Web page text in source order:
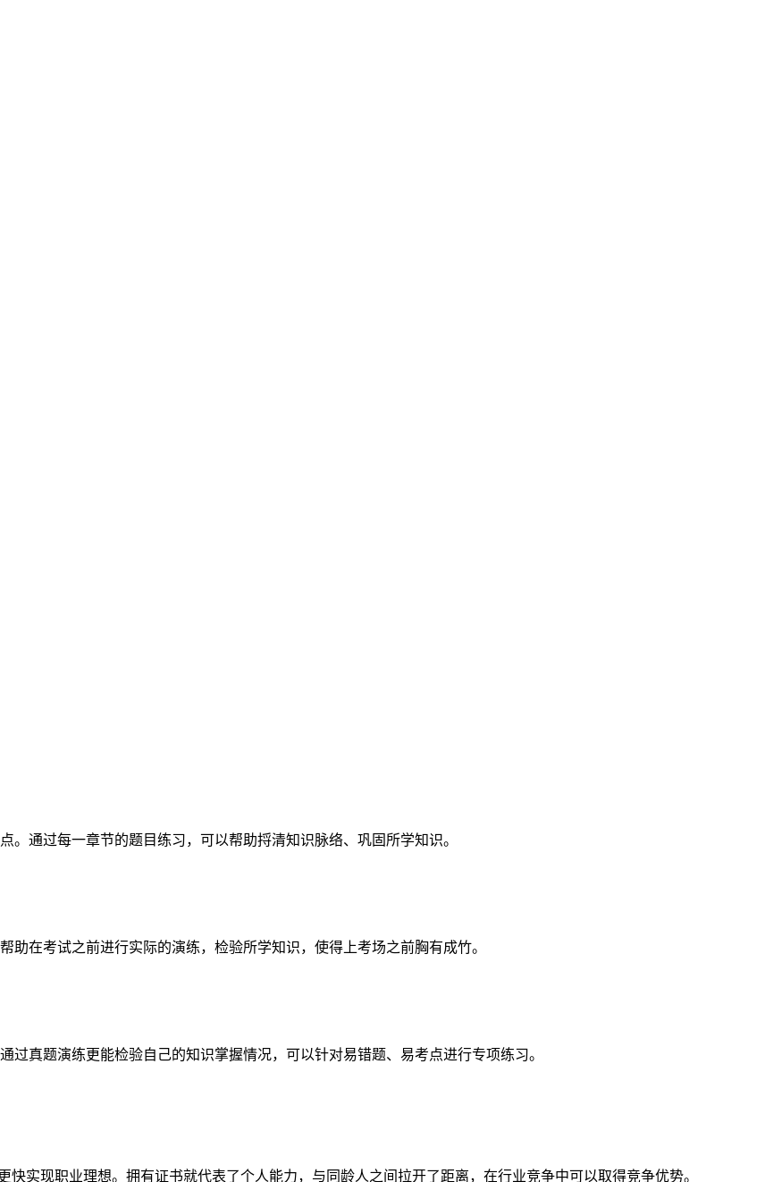
通过每一章节的题目练习，可以帮助捋清知识脉络、巩固所学知识。
在考试之前进行实际的演练，检验所学知识，使得上考场之前胸有成竹。
真题演练更能检验自己的知识掌握情况，可以针对易错题、易考点进行专项练习。
实现职业理想。拥有证书就代表了个人能力，与同龄人之间拉开了距离，在行业竞争中可以取得竞争优势。